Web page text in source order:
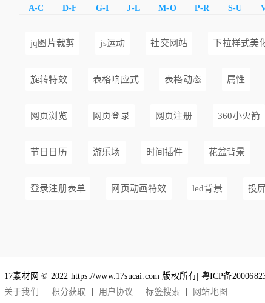
A-C D-F G-I J-L M-O P-R S-U
jq图片裁剪 js运动 社交网站 下拉样式美
旋转特效 表格响应式 表格动态 属性
网页浏览 网页登录 网页注册 360小火箭
节日日历 游乐场 时间插件 花盆背景
登录注册表单 网页动画特效 led背景 投
17素材网 © 2022 https://www.17sucai.com 版权所有| 粤ICP备
关于我们
积分获取 用户协议 标签搜索 网站地图